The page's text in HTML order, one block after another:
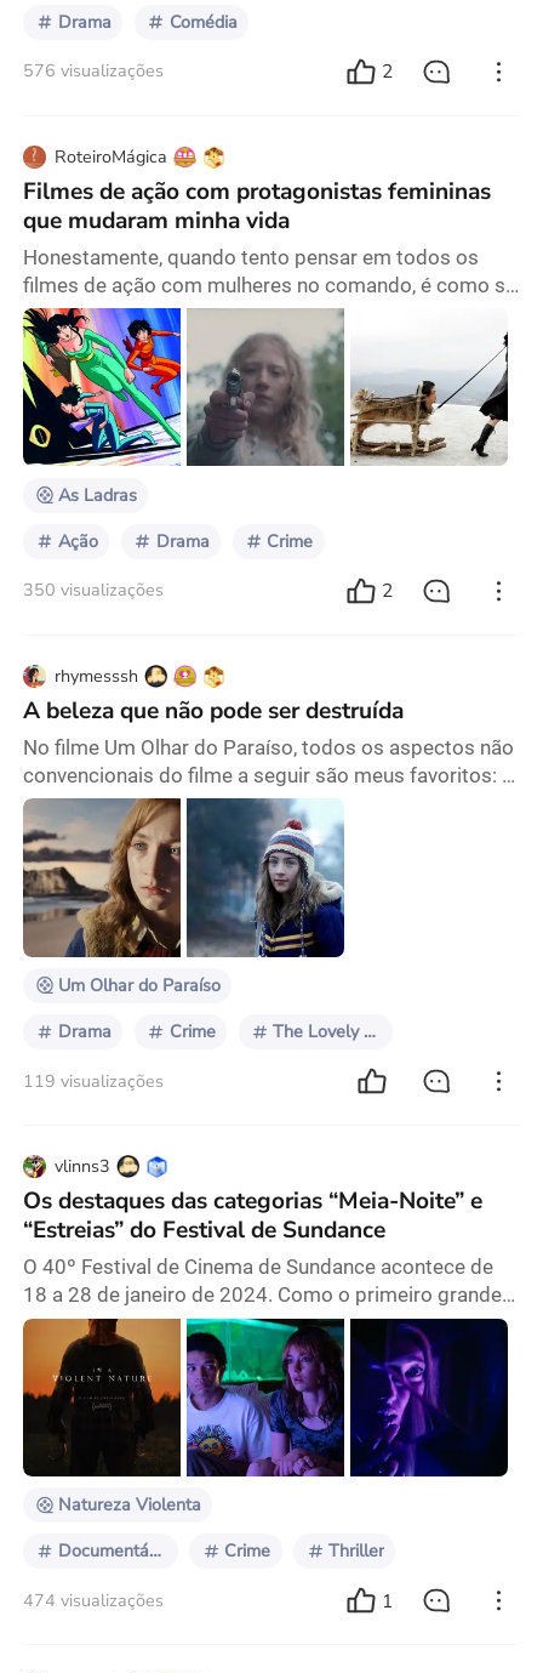
Drama Comédia
576 visualizações 2
RoteiroMágica
Filmes de ação com protagonistas femininas
que mudaram minha vida
Honestamente, quando tento pensar em todos os
filmes de ação com mulheres no comando, é como se
minha memória ficasse em branco. Não consegui me
lembrar de nenhum da minha pré-adolescência, seja
quando eu ficava vendo TV ou quando meus pais me
arrastavam para o cinema. Nenhuma mulher guerreira
à vista! Bom, exceto talvez por esse anime japonês
chamado Cat’s Eye (1983), uma mistura de todas as
fant
As Ladras
Ação Drama Crime
350 visualizações 2
rhymesssh
A beleza que não pode ser destruída
No filme Um Olhar do Paraíso, todos os aspectos não
convencionais do filme a seguir são meus favoritos: 1.
O assassinato não apenas tira a vida de alguém, mas,
até certo ponto, dá ao assassino o controle sobre
essa pessoa. Todas as vítimas do assassino ficam
presas no mesmo espaço. A garota, mesmo após a
morte, é levada de volta àquele banheiro horrível,
vendo o homem grotesco e seu próprio sangue
Um Olhar do Paraíso
Drama Crime The Lovely Bones
119 visualizações
vlinns3
Os destaques das categorias “Meia-Noite” e
“Estreias” do Festival de Sundance
O 40º Festival de Cinema de Sundance acontece de
18 a 28 de janeiro de 2024. Como o primeiro grande
festival de cinema do ano, é conhecido por suas
seleções exclusivas – muitos filmes comerciais
optam por estrear aqui. Além dos aguardados filmes
competitivos de todos os anos, as categorias
Estreias e Meia-Noite também são de grande
importância. Enquanto a primeira apresenta uma
mistura de filmes i
Natureza Violenta
Documentário Crime Thriller
474 visualizações 1